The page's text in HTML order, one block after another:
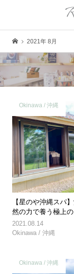
2021年 8月
Okinawa / 沖縄
【星のや沖縄スパ
然の力で養う極上
2021.08.14
Okinawa / 沖縄
Okinawa / 沖縄